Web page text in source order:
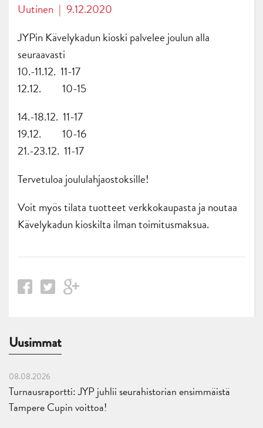
Uutinen | 9.12.2020
JYPin Kävelykadun kioski palvelee joulun alla
seuraavasti
10.-11.12. 11-17
12.12. 10-15
14.-18.12. 11-17
19.12. 10-16
21.-23.12. 11-17
Tervetuloa joululahjaostoksille!
Voit myös tilata tuotteet verkkokaupasta ja noutaa
Kävelykadun kioskilta ilman toimitusmaksua.
Uusimmat
08.08.2026
Turnausraportti: JYP juhlii seurahistorian ensimmäistä
Tampere Cupin voittoa!